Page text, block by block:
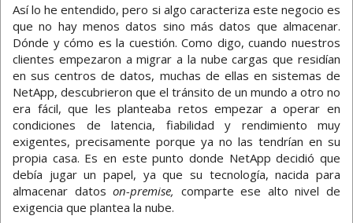
Así lo he entendido, pero si algo caracteriza este negocio es
que no hay menos datos sino más datos que almacenar.
Dónde y cómo es la cuestión. Como digo, cuando nuestros
clientes empezaron a migrar a la nube cargas que residían
en sus centros de datos, muchas de ellas en sistemas de
NetApp, descubrieron que el tránsito de un mundo a otro no
era fácil, que les planteaba retos empezar a operar en
condiciones de latencia, fiabilidad y rendimiento muy
exigentes, precisamente porque ya no las tendrían en su
propia casa. Es en este punto donde NetApp decidió que
debía jugar un papel, ya que su tecnología, nacida para
almacenar datoson-premise, comparte ese alto nivel de
exigencia que plantea la nube.